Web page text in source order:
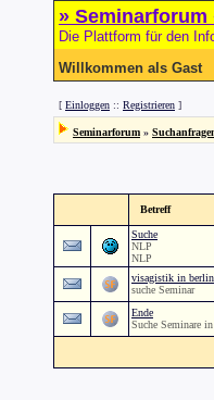
» Seminarforum
Die Plattform für den
Willkommen als Gast
[ Einloggen :: Registrieren ]
Seminarforum »
Betreff
Suche
NLP
NLP
visagistik in berlin
suche Seminar
Ende
Suche Seminare